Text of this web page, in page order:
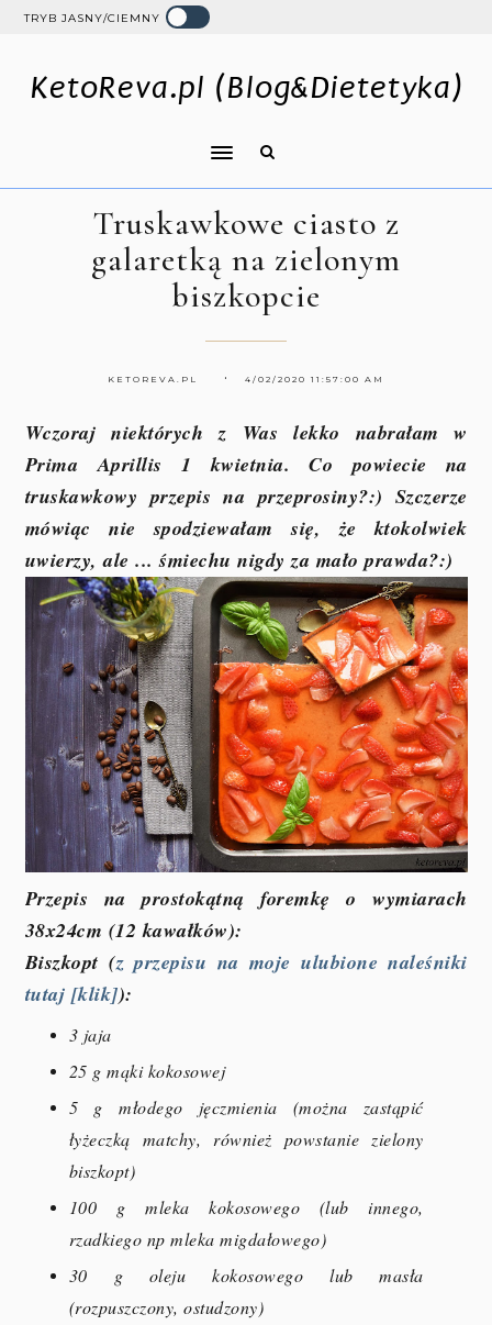
TRYB JASNY/CIEMNY
KetoReva.pl (Blog&Dietetyka)
Truskawkowe ciasto z
galaretką na zielonym
biszkopcie
KETOREVA.PL 4/02/2020 11:57:00 AM
Wczoraj niektórych z Was lekko nabrałam w
Prima Aprillis 1 kwietnia. Co powiecie na
truskawkowy przepis na przeprosiny?:) Szczerze
mówiąc nie spodziewałam się, że ktokolwiek
uwierzy, ale ... śmiechu nigdy za mało prawda?:)
Przepis na prostokątną foremkę o wymiarach
38x24cm (12 kawałków):
Biszkopt (z przepisu na moje ulubione naleśniki
tutaj [klik]):
3 jaja
25 g mąki kokosowej
5 g młodego jęczmienia (można zastąpić
łyżeczką matchy, również powstanie zielony
biszkopt)
100 g mleka kokosowego (lub innego,
rzadkiego np mleka migdałowego)
30 g oleju kokosowego lub masła
(rozpuszczony, ostudzony)